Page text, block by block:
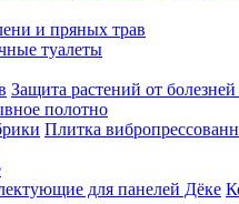
и пряных трав
туалеты
Защита растений от
полотно
Плитка
для панелей Дёке